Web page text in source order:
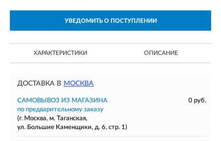
УВЕДОМИТЬ О ПОСТУПЛЕНИИ
ХАРАКТЕРИСТИКИ ОПИСАНИЕ
ДОСТАВКА В МОСКВА
САМОВЫВОЗ ИЗ МАГАЗИНА
0 руб.
по предварительному заказу
(г. Москва, м. Таганская,
ул. Большие Каменщики, д. 6, стр. 1)